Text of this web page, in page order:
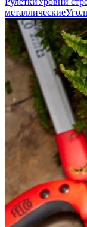
металлические